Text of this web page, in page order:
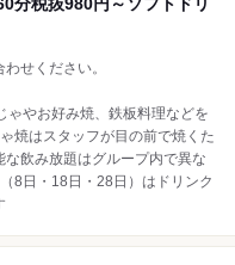
せください。
ゃやお好み焼、鉄板料理などを
焼はスタッフが目の前で焼くた
飲み放題はグループ内で異な
8日・18日・28日）はドリンク